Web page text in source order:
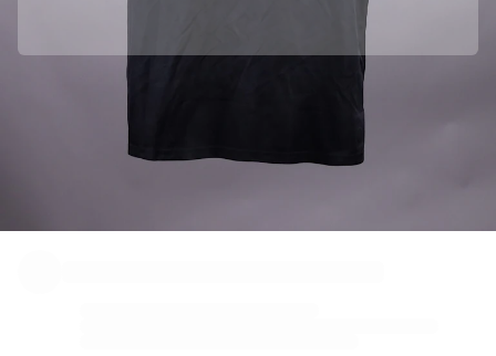
Bu ürünün orijinal olduğundan emin olmak için doğrudan Manchester